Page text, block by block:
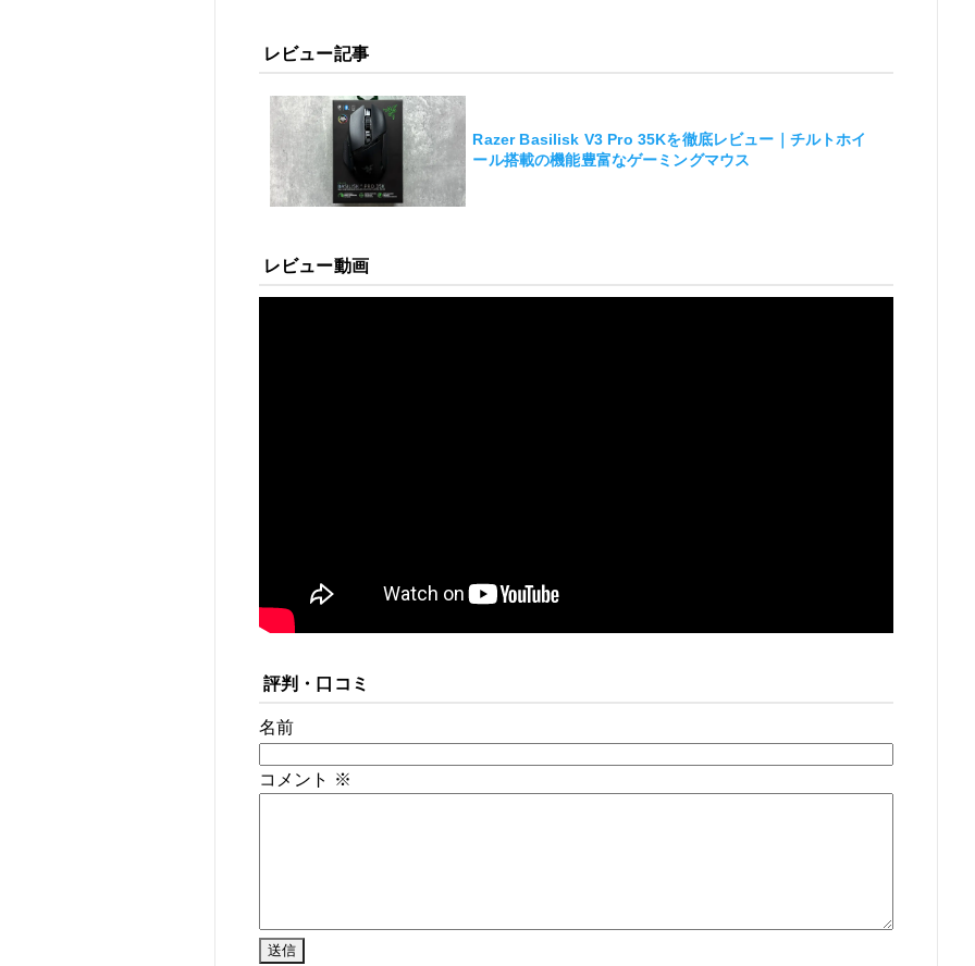
レビュー記事
Razer Basilisk V3 Pro 35Kを徹底レビュー｜チルトホイ
ール搭載の機能豊富なゲーミングマウス
レビュー動画
評判・口コミ
名前
コメント ※